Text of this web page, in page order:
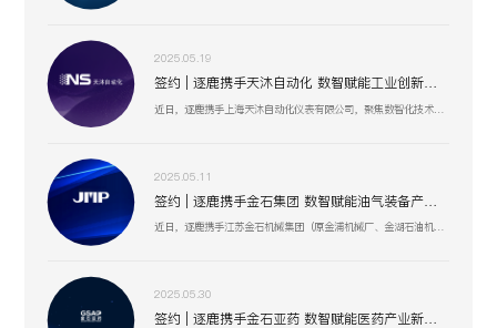
2025.05.19
签约 | 逐鹿携手天沐自动化 数智赋能工业创新生态
近日，逐鹿携手上海天沐自动化仪表有限公司，聚焦数智化技术融合，以创新驱动工业场景升级，助力天沐自动化在智能制造、传感器研发等业务板块，深化数智应用，开启高效协同、精准创新的发展新篇 。
2025.05.11
签约 | 逐鹿携手金石集团 数智赋能油气装备产业升级
近日，逐鹿携手江苏金石机械集团（原金浦机械厂、金湖石油机械有限公司 ），以数智化技术为引擎，聚焦油气装备产业创新升级，助力金石集团在研发、生产、服务全流程提效，驱动高压油气井口装备等业务开启数智化增长新篇 。
2025.05.30
签约 | 逐鹿携手金石亚药 数智赋能医药产业新增长